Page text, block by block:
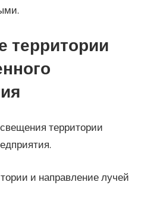
территории
территории
и направление лучей